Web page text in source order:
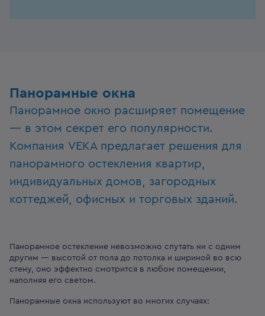
Панорамные окна
Панорамное окно расширяет помещение
— в этом секрет его популярности.
Компания VEKA предлагает решения для
панорамного остекления квартир,
индивидуальных домов, загородных
коттеджей, офисных и торговых зданий.
Панорамное остекление невозможно спутать ни с одним
другим — высотой от пола до потолка и шириной во всю
стену, оно эффектно смотрится в любом помещении,
наполняя его светом.
Панорамные окна используют во многих случаях: